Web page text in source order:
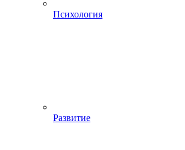
Психология
Развитие